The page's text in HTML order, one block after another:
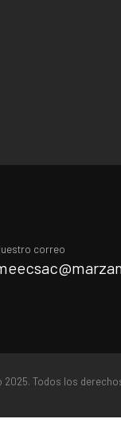
correo
2025. Todos los